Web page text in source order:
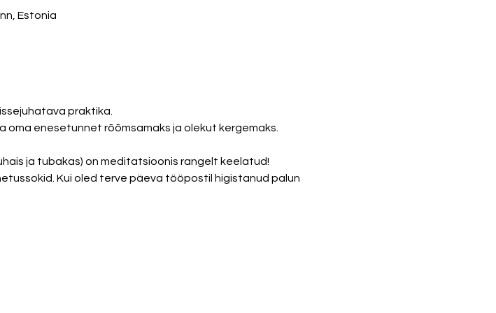
Estonia
praktika.
enesetunnet rõõmsamaks ja olekut kergemaks.
ja tubakas) on meditatsioonis rangelt keelatud!
Kui oled terve päeva tööpostil higistanud palun